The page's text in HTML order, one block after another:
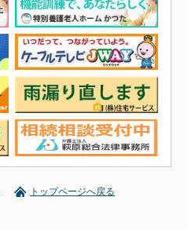
トップページへ戻る